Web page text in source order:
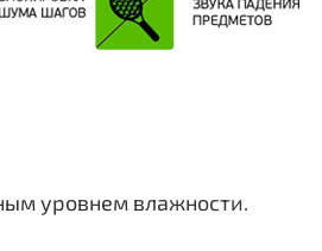
уровнем влажности.